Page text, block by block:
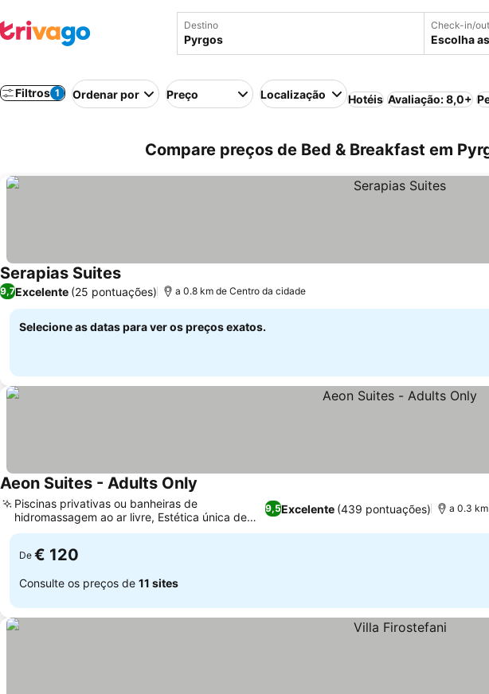
Destino Check-in/out
Escolha
Filtros 1 Ordenar por Preço Localização Hotéis Avaliação: 8,0+
Compare preços de Bed & Breakfast em
Serapias Suites
9,7Excelente (25 pontuações) a 0.8 km de Centro da cidade
Selecione as datas para ver os preços exatos.
Aeon Suites - Adults Only
9,5Excelente (439 pontuações)
Piscinas privativas ou banheiras de
hidromassagem ao ar livre, Estética única de
quartos em forma de caverna
a 0.3
De € 120
Consulte os preços de 11 sites